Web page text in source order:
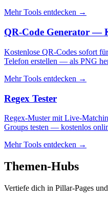
Mehr Tools entdecken →
QR-Code Generator —
Kostenlose QR-Codes sofort
Telefon erstellen — als PNG
Mehr Tools entdecken →
Regex Tester
Regex-Muster mit Live-
Groups testen — kostenlos
Mehr Tools entdecken →
Themen-Hubs
Vertiefe dich in Pillar-Pages